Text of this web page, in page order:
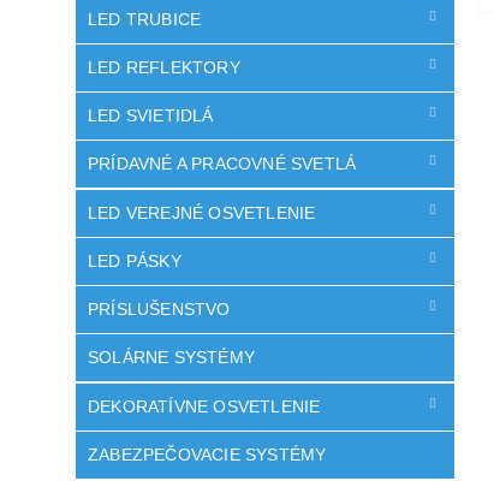
LED TRUBICE
LED REFLEKTORY
LED SVIETIDLÁ
PRÍDAVNÉ A PRACOVNÉ SVETLÁ
LED VEREJNÉ OSVETLENIE
LED PÁSKY
PRÍSLUŠENSTVO
SOLÁRNE SYSTÉMY
DEKORATÍVNE OSVETLENIE
ZABEZPEČOVACIE SYSTÉMY